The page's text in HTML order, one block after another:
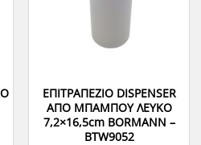
ΕΠΙΤΡΑΠΕΖΙΟ DISPENSER
ΑΠΟ ΜΠΑΜΠΟΥ ΛΕΥΚΟ
7,2×16,5cm BORMANN –
BTW9052